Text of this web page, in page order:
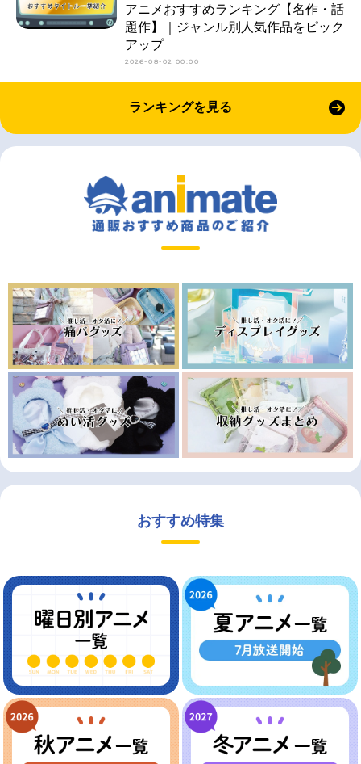
アニメおすすめランキング【名作・話
題作】｜ジャンル別人気作品をピック
アップ
2026-08-02 00:00
ランキングを見る
おすすめ特集